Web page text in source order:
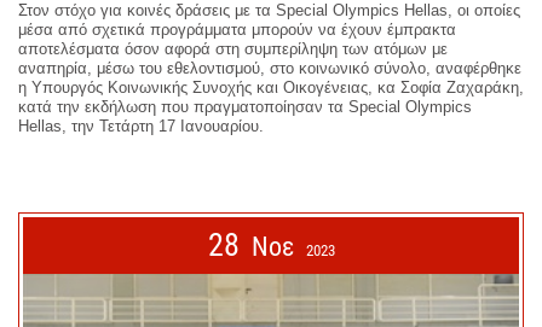
Στον στόχο για κοινές δράσεις με τα Special Οlympics Hellas, οι οποίες
μέσα από σχετικά προγράμματα μπορούν να έχουν έμπρακτα
αποτελέσματα όσον αφορά στη συμπερίληψη των ατόμων με
αναπηρία, μέσω του εθελοντισμού, στο κοινωνικό σύνολο, αναφέρθηκε
η Υπουργός Κοινωνικής Συνοχής και Οικογένειας, κα Σοφία Ζαχαράκη,
κατά την εκδήλωση που πραγματοποίησαν τα Special Οlympics
Hellas, την Τετάρτη 17 Ιανουαρίου.
28 Νοε 2023